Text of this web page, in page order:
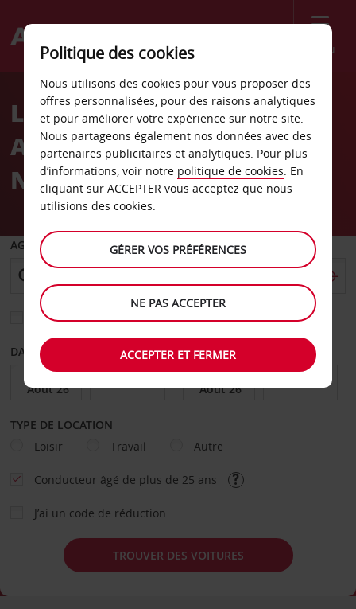
Menu
Welcome
AvisLocation de voiture
Aéroport international de
N’Djamena
AGENCE DE DÉPART
Sélectionnez une autre agence de retour
DATE DE DÉPART DATE DE RETOUR
TYPE DE LOCATION
Loisir
Travail Autre
Conducteur âgé de plus de 25 ans
J’ai un code de réduction
TROUVER DES VOITURES
Politique des cookies
Nous utilisons des cookies pour vous proposer des
offres personnalisées, pour des raisons analytiques
et pour améliorer votre expérience sur notre site.
Nous partageons également nos données avec des
partenaires publicitaires et analytiques. Pour plus
d’informations, voir notre politique de cookies. En
cliquant sur ACCEPTER vous acceptez que nous
utilisions des cookies.
GÉRER VOS PRÉFÉRENCES
NE PAS ACCEPTER
ACCEPTER ET FERMER